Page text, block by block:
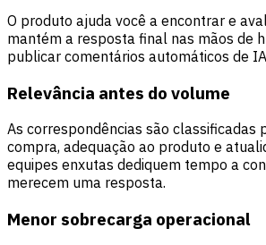
O produto ajuda você a encontrar e
mantém a resposta final nas mãos de
publicar comentários automáticos de
Relevância antes do volume
As correspondências são classificadas
compra, adequação ao produto e
equipes enxutas dediquem tempo a
merecem uma resposta.
Menor sobrecarga operacional